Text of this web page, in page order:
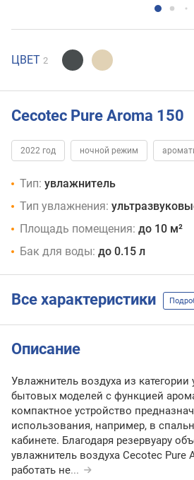
ЦВЕТ 2
Cecotec Pure Aroma 150
2022 год ночной режим
Тип: увлажнитель
Тип увлажнения:
Площадь помещения: до 10 м²
Бак для воды: до 0.15 л
Все характеристики
Описание
Увлажнитель воздуха из категории
бытовых моделей с функцией
компактное устройство
использования, например, в
кабинете. Благодаря резервуару
увлажнитель воздуха Cecotec Pure
работать не...